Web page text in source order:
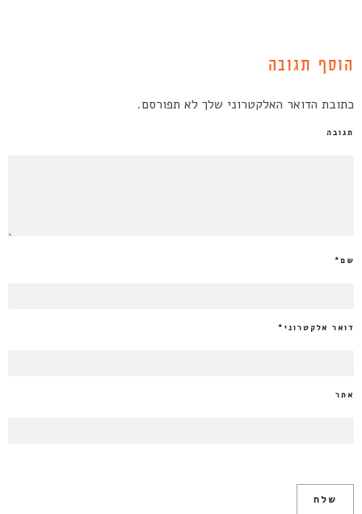
הוסף תגובה
כתובת הדואר האלקטרוני שלך לא תפורסם.
תגובה
שם*
דואר אלקטרוני *
אתר